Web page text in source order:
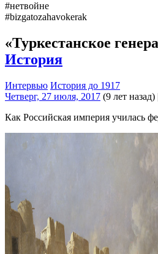
#нетвойне
#bizgatozahavokerak
«Туркестанское
История
Интервью История до 1917
Четверг, 27 июля, 2017 (9 лет назад)
Как Российская империя училась